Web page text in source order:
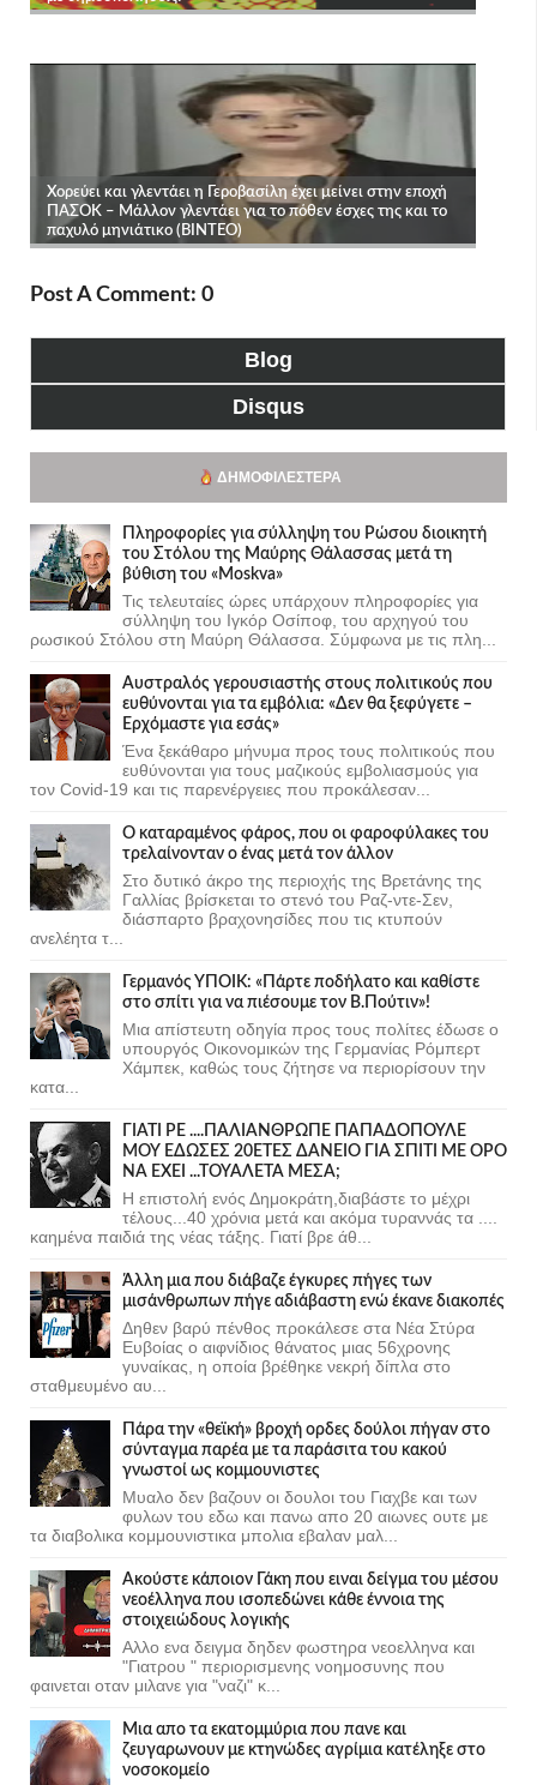
Post A Comment: 0
Blog
Disqus
ΔΗΜΟΦΙΛΈΣΤΕΡΑ
Πληροφορίες για σύλληψη του Ρώσου διοικητή
του Στόλου της Mαύρης Θάλασσας μετά τη
βύθιση του «Moskva»
Τις τελευταίες ώρες υπάρχουν πληροφορίες για
σύλληψη του Ιγκόρ Οσίποφ, του αρχηγού του
ρωσικού Στόλου στη Μαύρη Θάλασσα. Σύμφωνα με τις πλη...
Αυστραλός γερουσιαστής στους πολιτικούς που
ευθύνονται για τα εμβόλια: «Δεν θα ξεφύγετε –
Ερχόμαστε για εσάς»
Ένα ξεκάθαρο μήνυμα προς τους πολιτικούς που
ευθύνονται για τους μαζικούς εμβολιασμούς για
τον Covid-19 και τις παρενέργειες που προκάλεσαν...
Ο καταραμένος φάρος, που οι φαροφύλακες του
τρελαίνονταν ο ένας μετά τον άλλον
Στο δυτικό άκρο της περιοχής της Βρετάνης της
Γαλλίας βρίσκεται το στενό του Ραζ-ντε-Σεν,
διάσπαρτο βραχονησίδες που τις κτυπούν
ανελέητα τ...
Γερμανός ΥΠΟΙΚ: «Πάρτε ποδήλατο και καθίστε
στο σπίτι για να πιέσουμε τον Β.Πούτιν»!
Μια απίστευτη οδηγία προς τους πολίτες έδωσε ο
υπουργός Οικονομικών της Γερμανίας Ρόμπερτ
Χάμπεκ, καθώς τους ζήτησε να περιορίσουν την
κατα...
ΓΙΑΤΙ ΡΕ ....ΠΑΛΙΑΝΘΡΩΠΕ ΠΑΠΑΔΟΠΟΥΛΕ
ΜΟΥ ΕΔΩΣΕΣ 20ΕΤΕΣ ΔΑΝΕΙΟ ΓΙΑ ΣΠΙΤΙ ΜΕ ΟΡΟ
ΝΑ ΕΧΕΙ ...ΤΟΥΑΛΕΤΑ ΜΕΣΑ;
Η επιστολή ενός Δημοκράτη,διαβάστε το μέχρι
τέλους...40 χρόνια μετά και ακόμα τυραννάς τα ....
καημένα παιδιά της νέας τάξης. Γιατί βρε άθ...
Άλλη μια που διάβαζε έγκυρες πήγες των
μισάνθρωπων πήγε αδιάβαστη ενώ έκανε διακοπές
Δηθεν βαρύ πένθος προκάλεσε στα Νέα Στύρα
Ευβοίας ο αιφνίδιος θάνατος μιας 56χρονης
γυναίκας, η οποία βρέθηκε νεκρή δίπλα στο
σταθμευμένο αυ...
Πάρα την «θεϊκή» βροχή ορδες δούλοι πήγαν στο
σύνταγμα παρέα με τα παράσιτα του κακού
γνωστοί ως κομμουνιστες
Μυαλο δεν βαζουν οι δουλοι του Γιαχβε και των
φυλων του εδω και πανω απο 20 αιωνες ουτε με
τα διαβολικα κομμουνιστικα μπολια εβαλαν μαλ...
Ακούστε κάποιον Γάκη που ειναι δείγμα του μέσου
νεοέλληνα που ισοπεδώνει κάθε έννοια της
στοιχειώδους λογικής
Αλλο ενα δειγμα δηδεν φωστηρα νεοελληνα και
"Γιατρου " περιορισμενης νοημοσυνης που
φαινεται οταν μιλανε για "ναζι" κ...
Μια απο τα εκατομμύρια που πανε και
ζευγαρωνουν με κτηνώδες αγρίμια κατέληξε στο
νοσοκομείο